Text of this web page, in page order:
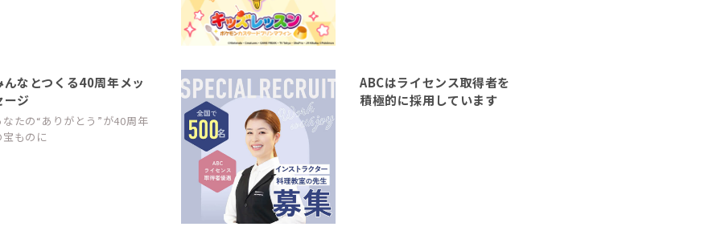
んなとつくる40周年メッ
ージ
なたの“ありがとう”が40周年
宝ものに
ABCはライセンス取得者を
積極的に採用しています